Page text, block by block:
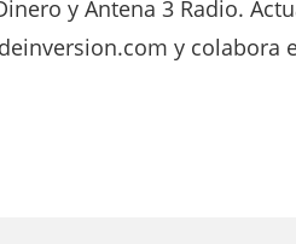
y Antena 3 Radio.
y colabora